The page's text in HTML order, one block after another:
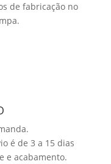
de fabricação no
é de 3 a 15 dias
e acabamento.